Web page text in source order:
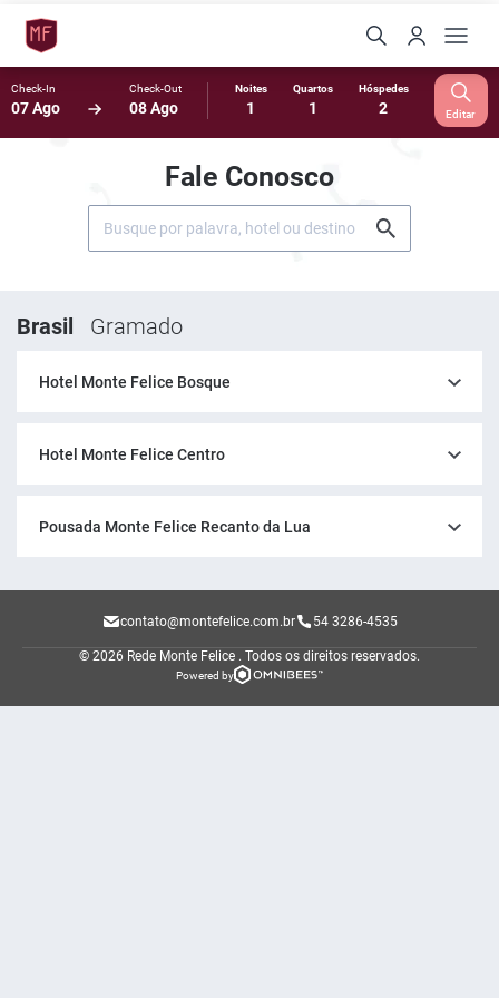
Check-In
07 Ago
Check-Out
08 Ago
Noites
1
Quartos
1
Hóspedes
2 Editar
Fale Conosco
Brasil Gramado
Hotel Monte Felice Bosque
Hotel Monte Felice Centro
Pousada Monte Felice Recanto da Lua
contato@montefelice.com.br 54 3286-4535
© 2026 Rede Monte Felice . Todos os direitos reservados.
Powered by